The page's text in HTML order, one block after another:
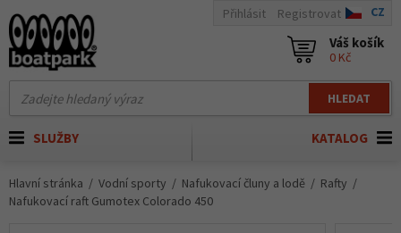
HLEDAT
Přihlásit Registrovat CZ
Váš košík
0 Kč
KATALOG
SLUŽBY
Hlavní stránka Vodní sporty Nafukovací čluny a lodě
Rafty
Nafukovací raft Gumotex Colorado 450